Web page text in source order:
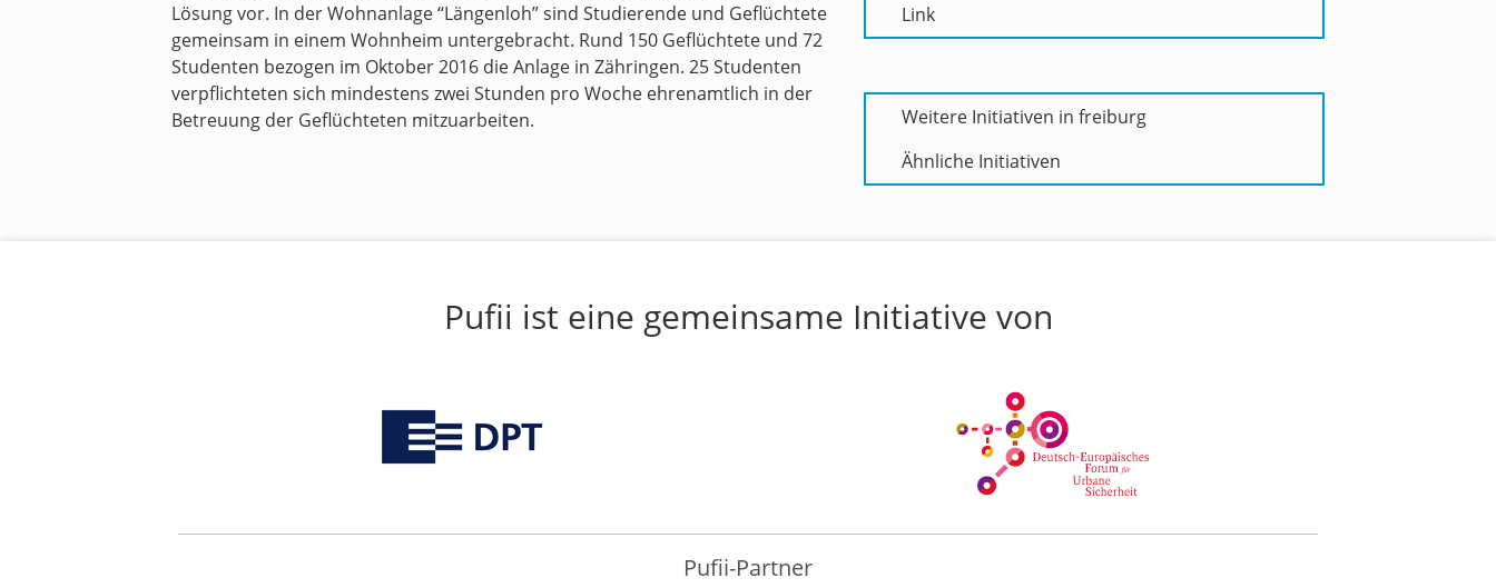
Lösung vor. In der Wohnanlage “Längenloh” sind Studierende und Geflüchtete
gemeinsam in einem Wohnheim untergebracht. Rund 150 Geflüchtete und 72
Studenten bezogen im Oktober 2016 die Anlage in Zähringen. 25 Studenten
verpflichteten sich mindestens zwei Stunden pro Woche ehrenamtlich in der
Betreuung der Geflüchteten mitzuarbeiten.
Link
Weitere Initiativen in freiburg
Ähnliche Initiativen
Pufii ist eine gemeinsame Initiative von
Pufii-Partner